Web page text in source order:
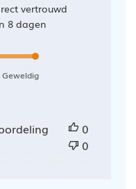
vertrouwd
8 dagen
Geweldig
0
0